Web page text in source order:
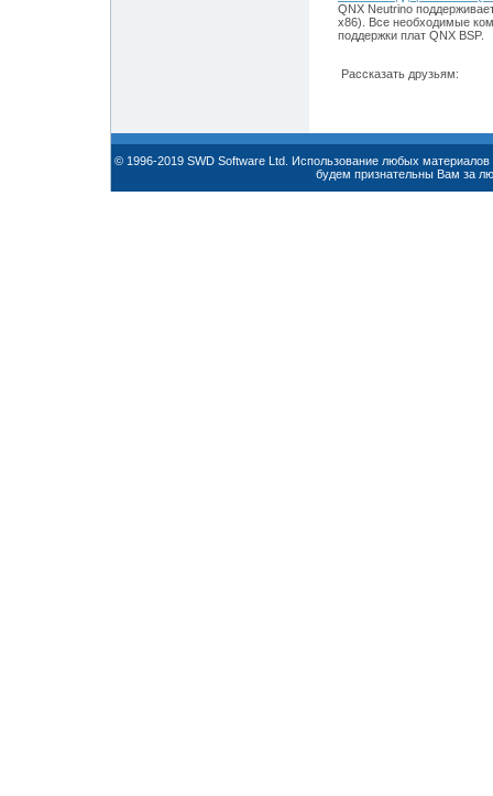
QNX Neutrino
x86). Все необходимые
поддержки плат QNX BSP.
Рассказать друзьям:
© 1996-2019 SWD Software Ltd. Использование любых
будем признательны Вам за